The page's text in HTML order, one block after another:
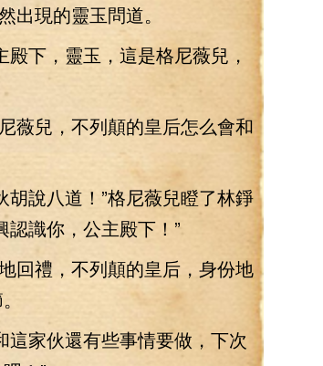
現的靈玉問道。
，靈玉，這是格尼薇兒，
兒，不列顛的皇后怎么會和
說八道！”格尼薇兒瞪了林錚
識你，公主殿下！”
禮，不列顛的皇后，身份地
家伙還有些事情要做，下次